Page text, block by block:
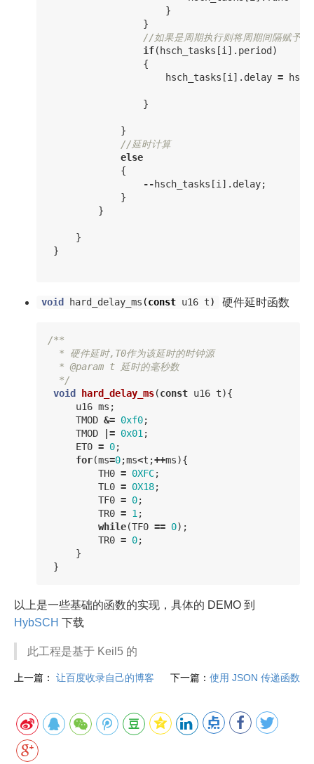
}
}
//如果是周期执行则将周期间隔赋予下
if(hsch_tasks [i ]. period)
{
hsch_tasks [i ]. delay =
}
}
//延时计算
else
{
--hsch_tasks [i ]. delay;
}
}
}
}
void hard_delay_ms (const u16 t) 硬件延时函数
/**
  * 硬件延时,T0作为该延时的时钟源
  * @param t 延时的毫秒数
  */
void hard_delay_ms(const u16 t){
u16 ms ;
TMOD &= 0xf0;
TMOD
|= 0x01 ;
ET0 = 0;
for(ms=0;ms<t ;++ms){
TH0 = 0XFC;
TL0 = 0X18;
TF0 = 0;
TR0 = 1 ;
while(TF0 == 0);
TR0 = 0;
}
}
以上是一些基础的函数的实现，具体的 DEMO 到
HybSCH 下载
此工程是基于 Keil5 的
上一篇： 让百度收录自己的博客 下一篇： 使用 JSON 传递函数